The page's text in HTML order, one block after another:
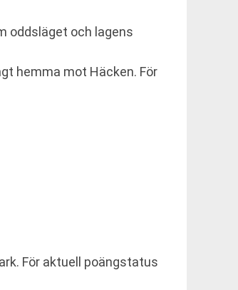
oddsläget och lagens
hemma mot Häcken. För
För aktuell poängstatus